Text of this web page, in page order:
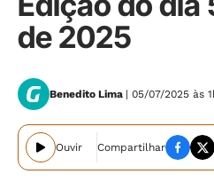
de 2025
Benedito Lima | 05/07/2025 às
Ouvir Compartilhar